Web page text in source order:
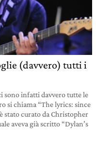
(davvero) tutti i
sono infatti davvero tutte le
si chiama “The lyrics: since
stato curato da Christopher
aveva già scritto “Dylan’s